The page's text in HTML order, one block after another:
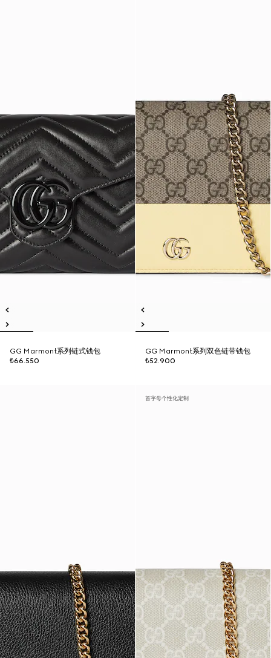
GG Marmont系列链式钱包
₺66.550
GG Marmont系列双色链带钱包
₺52.900
首字母个性化定制